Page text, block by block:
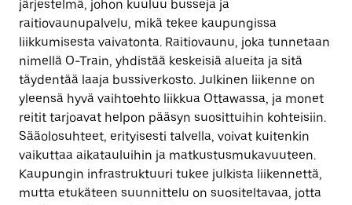
järjestelmä, johon kuuluu busseja ja
raitiovaunupalvelu, mikä tekee kaupungissa
liikkumisesta vaivatonta. Raitiovaunu, joka tunnetaan
nimellä O-Train, yhdistää keskeisiä alueita ja sitä
täydentää laaja bussiverkosto. Julkinen liikenne on
yleensä hyvä vaihtoehto liikkua Ottawassa, ja monet
reitit tarjoavat helpon pääsyn suosittuihin kohteisiin.
Sääolosuhteet, erityisesti talvella, voivat kuitenkin
vaikuttaa aikatauluihin ja matkustusmukavuuteen.
Kaupungin infrastruktuuri tukee julkista liikennettä,
mutta etukäteen suunnittelu on suositeltavaa, jotta